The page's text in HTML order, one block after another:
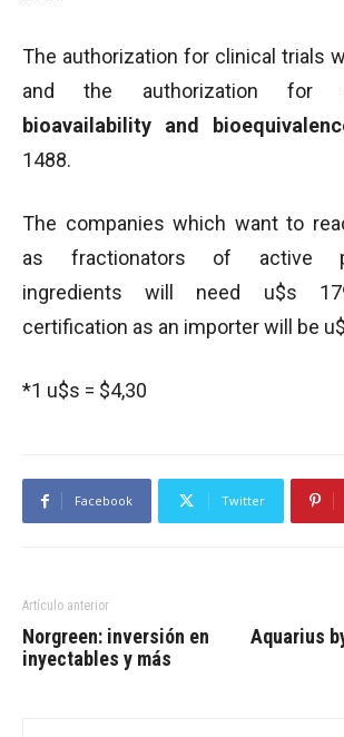
The authorization for clinical trials
and the authorization for
bioavailability and
1488.
The companies which want to
as fractionators of active
ingredients will need u$s
certification as an importer will be
*1 u$s = $4,30
Facebook Twitter
Artículo anterior
Norgreen: inversión en
inyectables y más
Aquarius